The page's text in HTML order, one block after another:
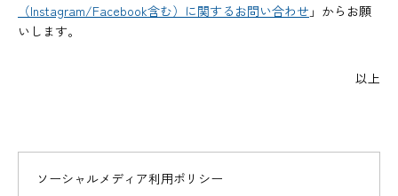
（Instagram/Facebook含む）に関するお問い合わせ 」からお願
いします。
以上
ソーシャルメディア利用ポリシー